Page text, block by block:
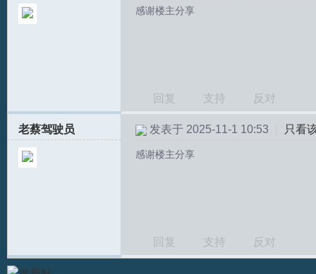
感谢楼主分享
回复 支持 反对
老蔡驾驶员 发表于 2025-11-1 10:53 只看
感谢楼主分享
回复 支持 反对